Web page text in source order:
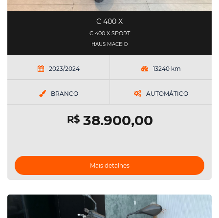
C 400 X
C 400 X SPORT
HAUS MACEIO
2023/2024 13240 km
BRANCO AUTOMÁTICO
R$38.900,00
Mais detalhes